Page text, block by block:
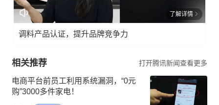
了解详情
调料产品认证，提升品牌竞争力
相关推荐 打开腾讯新闻查看更多
电商平台前员工利用系统漏洞，“0元
购”3000多件家电！